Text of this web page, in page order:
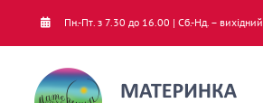
to
Пн.-Пт. з 7.30 до 16.00 | Сб.-Нд. – вихідний